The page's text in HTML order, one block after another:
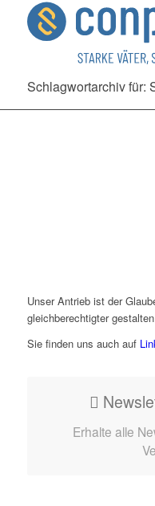
Schlagwortarchiv für:
Unser Antrieb ist der
gleichberechtigter
Sie finden uns auch auf
Erhalte alle